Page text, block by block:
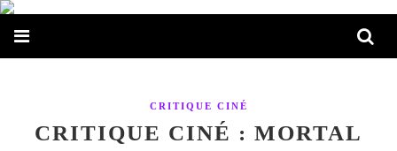
CRITIQUE CINÉ
CRITIQUE CINÉ : MORTAL